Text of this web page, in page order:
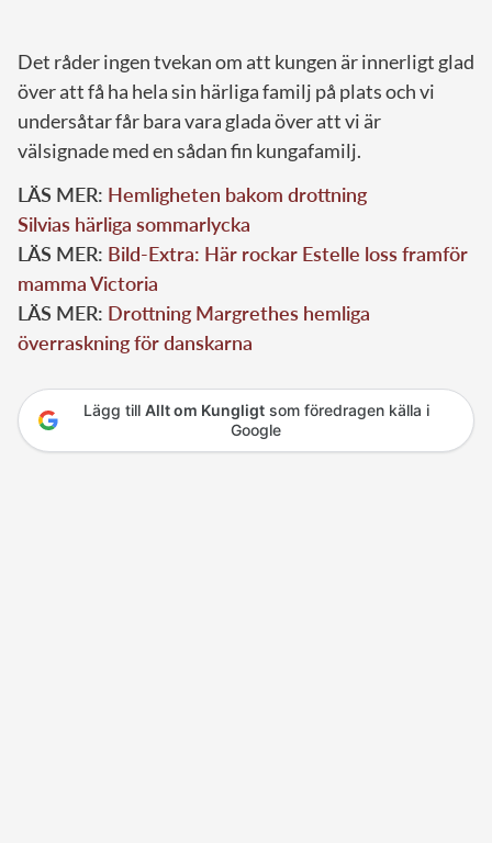
Det råder ingen tvekan om att kungen är innerligt glad
över att få ha hela sin härliga familj på plats och vi
undersåtar får bara vara glada över att vi är
välsignade med en sådan fin kungafamilj.
LÄS MER: Hemligheten bakom drottning
Silvias härliga sommarlycka
LÄS MER: Bild-Extra: Här rockar Estelle loss framför
mamma Victoria
LÄS MER: Drottning Margrethes hemliga
överraskning för danskarna
Lägg till Allt om Kungligtsom föredragen källa i
Google